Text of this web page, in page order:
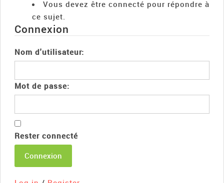
Vous devez être connecté pour répondre à
ce sujet.
Connexion
Nom d'utilisateur:
Mot de passe:
Rester connecté
Connexion